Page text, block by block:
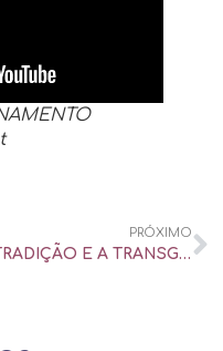
PRÓXIMO
A TRADIÇÃO E A TRANSGRESSÃO EM RELAÇÕES AMOROSAS | CNN TONIGHT – ENTREVISTA